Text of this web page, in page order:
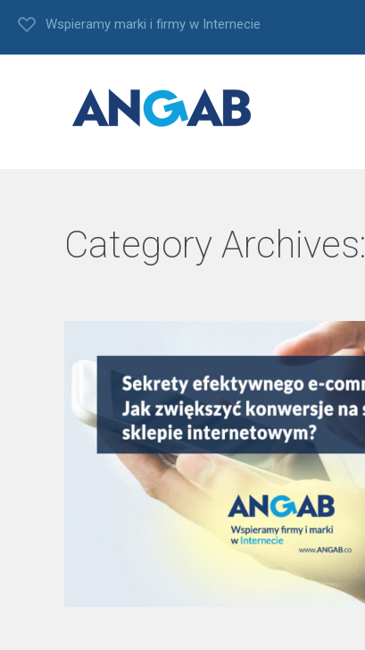
Wspieramy marki i firmy w Internecie
Category Archives: